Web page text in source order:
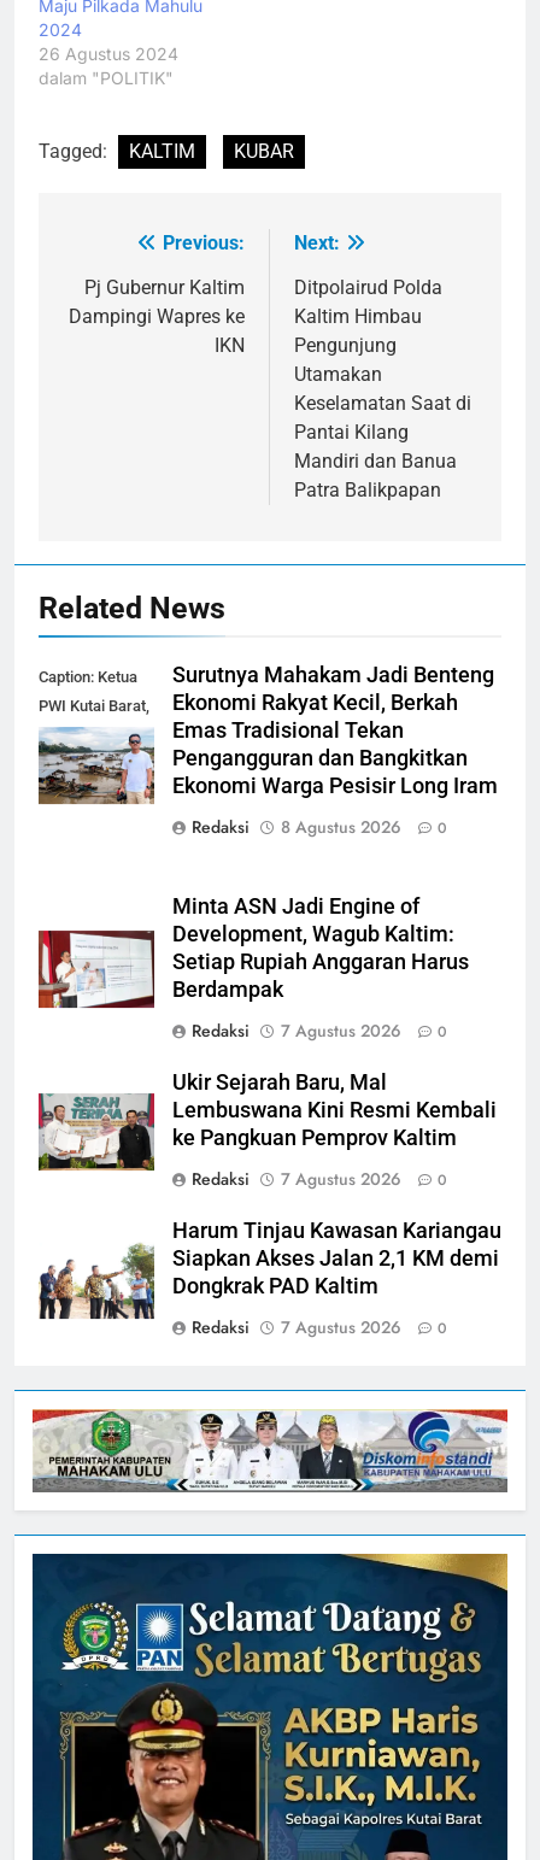
Maju Pilkada Mahulu
2024
26 Agustus 2024
dalam "POLITIK"
Tagged: KALTIM KUBAR
Navigasi
pos
Previous:
Pj Gubernur Kaltim
Dampingi Wapres ke
IKN
Next:
Ditpolairud Polda
Kaltim Himbau
Pengunjung
Utamakan
Keselamatan Saat di
Pantai Kilang
Mandiri dan Banua
Patra Balikpapan
Related News
Caption: Ketua
PWI Kutai Barat,
Alfian Nur (dok-
smk)
Surutnya Mahakam Jadi Benteng
Ekonomi Rakyat Kecil, Berkah
Emas Tradisional Tekan
Pengangguran dan Bangkitkan
Ekonomi Warga Pesisir Long Iram
Redaksi
8 Agustus 2026 0
Minta ASN Jadi Engine of
Development, Wagub Kaltim:
Setiap Rupiah Anggaran Harus
Berdampak
Redaksi
7 Agustus 2026 0
Ukir Sejarah Baru, Mal
Lembuswana Kini Resmi Kembali
ke Pangkuan Pemprov Kaltim
Redaksi
7 Agustus 2026 0
Harum Tinjau Kawasan Kariangau
Siapkan Akses Jalan 2,1 KM demi
Dongkrak PAD Kaltim
Redaksi
7 Agustus 2026 0